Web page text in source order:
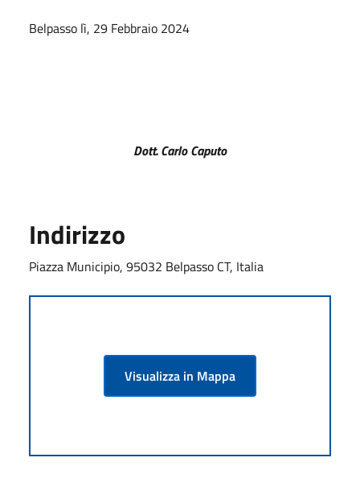
Belpasso lì, 29 Febbraio 2024
Dott. Carlo Caputo
Indirizzo
Piazza Municipio, 95032 Belpasso CT, Italia
Visualizza in Mappa